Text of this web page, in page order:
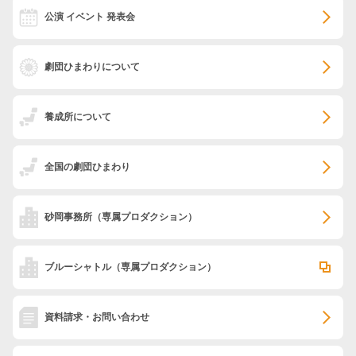
公演 イベント 発表会
劇団ひまわりについて
養成所について
全国の劇団ひまわり
砂岡事務所 （専属プロダクション）
ブルーシャトル（専属プロダクション）
資料請求・お問い合わせ